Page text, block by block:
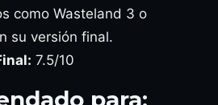
como Wasteland 3 o
su versión final.
7.5/10